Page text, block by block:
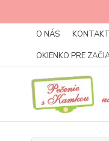
O NÁS
OKIENKO PRE